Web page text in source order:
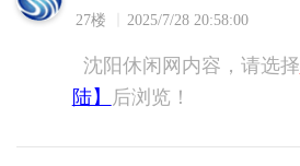
27楼 2025/7/28 20:58:00
沈阳休闲网内容，请选择
陆】
后浏览！